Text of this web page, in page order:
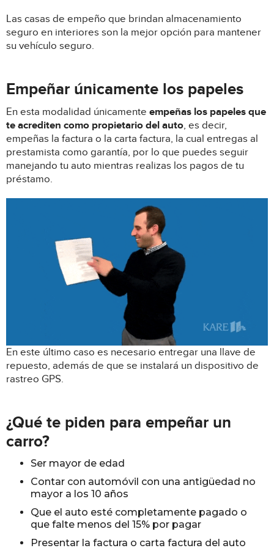
Las casas de empeño que brindan almacenamiento
seguro en interiores son la mejor opción para mantener
su vehículo seguro.
Empeñar únicamente los papeles
En esta modalidad únicamente empeñas los papeles que
te acrediten como propietario del auto, es decir,
empeñas la factura o la carta factura, la cual entregas al
prestamista como garantía, por lo que puedes seguir
manejando tu auto mientras realizas los pagos de tu
préstamo.
En este último caso es necesario entregar una llave de
repuesto, además de que se instalará un dispositivo de
rastreo GPS.
¿Qué te piden para empeñar un
carro?
Ser mayor de edad
Contar con automóvil con una antigüedad no
mayor a los 10 años
Que el auto esté completamente pagado o
que falte menos del 15% por pagar
Presentar la factura o carta factura del auto